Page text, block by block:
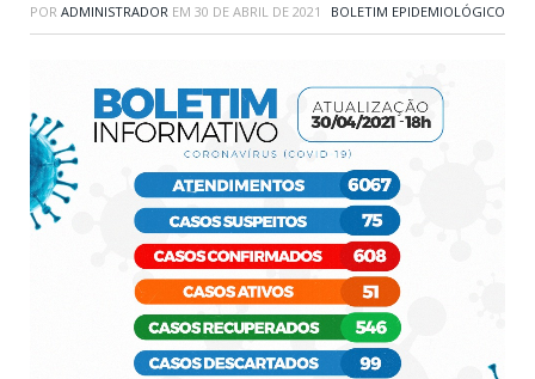
POR ADMINISTRADOR EM 30 DE ABRIL DE 2021 BOLETIM EPIDEMIOLÓGICO